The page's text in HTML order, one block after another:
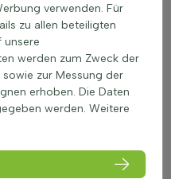
eine gute Möglichkeit, den
zu verwandeln.
sondern auch wichtig für
und Schmetterlinge an und
Pflanzen
Schatz für jeden
farbenfroh, sondern auch
verwenden. Für
zu allen beteiligten
unsere
werden zum Zweck der
zur Messung der
erhoben. Die Daten
werden. Weitere